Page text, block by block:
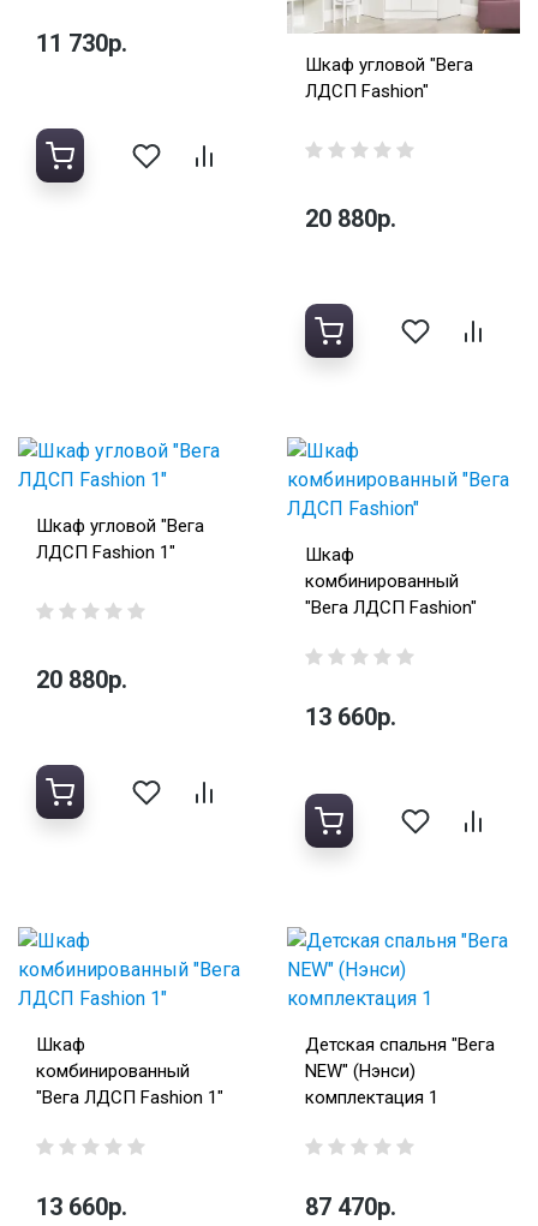
11 730р.
Шкаф угловой "Вега
ЛДСП Fashion"
20 880р.
Шкаф угловой "Вега
ЛДСП Fashion 1"
20 880р.
Шкаф
комбинированный
"Вега ЛДСП Fashion"
13 660р.
Шкаф
комбинированный
"Вега ЛДСП Fashion 1"
13 660р.
Детская спальня "Вега
NEW" (Нэнси)
комплектация 1
87 470р.